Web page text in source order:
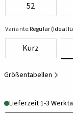
52
Variante:Regulär (Ideal
Kurz
Größentabellen
Lieferzeit 1-3